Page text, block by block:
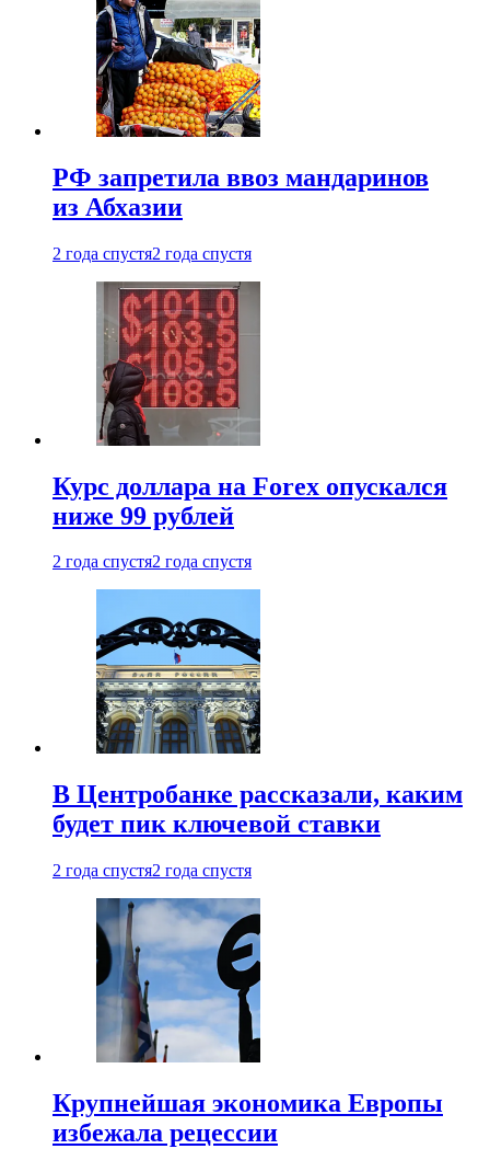
РФ запретила ввоз мандаринов
из Абхазии
2 года спустя2 года спустя
Курс доллара на Forex опускался
ниже 99 рублей
2 года спустя2 года спустя
В Центробанке рассказали, каким
будет пик ключевой ставки
2 года спустя2 года спустя
Крупнейшая экономика Европы
избежала рецессии